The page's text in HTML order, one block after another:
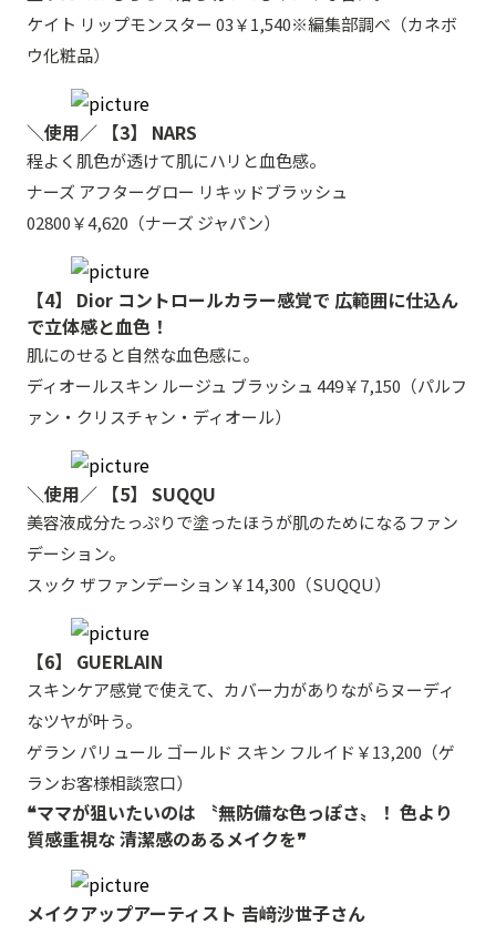
ケイト リップモンスター 03￥1,540※編集部調べ（カネボ
ウ化粧品）
＼使用／ 【3】 NARS
程よく肌色が透けて肌にハリと血色感。
ナーズ アフターグロー リキッドブラッシュ
02800￥4,620（ナーズ ジャパン）
【4】 Dior コントロールカラー感覚で 広範囲に仕込ん
で立体感と血色！
肌にのせると自然な血色感に。
ディオールスキン ルージュ ブラッシュ 449￥7,150（パルフ
ァン・クリスチャン・ディオール）
＼使用／ 【5】 SUQQU
美容液成分たっぷりで塗ったほうが肌のためになるファン
デーション。
スック ザファンデーション￥14,300（SUQQU）
【6】 GUERLAIN
スキンケア感覚で使えて、カバー力がありながらヌーディ
なツヤが叶う。
ゲラン パリュール ゴールド スキン フルイド￥13,200（ゲ
ランお客様相談窓口）
❝ママが狙いたいのは 〝無防備な色っぽさ〟！ 色より
質感重視な 清潔感のあるメイクを❞
メイクアップアーティスト 𠮷﨑沙世子さん